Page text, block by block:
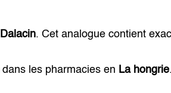
Dalacin. Cet analogue contient
dans les pharmacies en La hongrie.